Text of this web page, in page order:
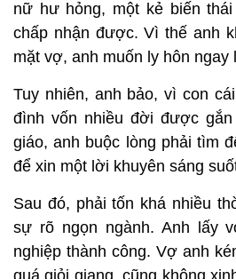
nữ hư hỏng, một kẻ biến
chấp nhận được. Vì thế anh
mặt vợ, anh muốn ly hôn
Tuy nhiên, anh bảo, vì con
đình vốn nhiều đời được
giáo, anh buộc lòng phải tìm
để xin một lời khuyên sáng
Sau đó, phải tốn khá nhiều
sự rõ ngọn ngành. Anh lấy
nghiệp thành công. Vợ anh
quá giỏi giang, cũng không